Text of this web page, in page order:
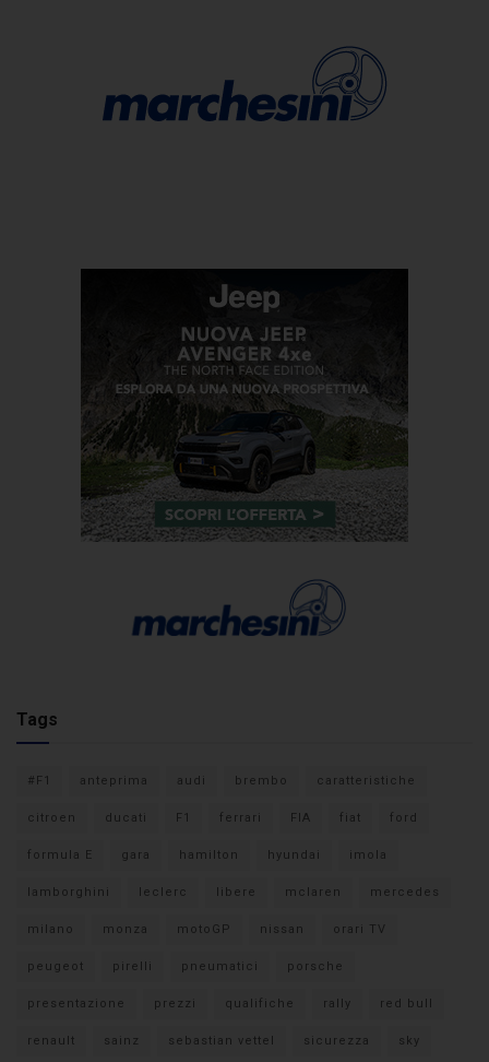
Tags
#F1 anteprima audi brembo caratteristiche
citroen ducati F1 ferrari FIA fiat ford
formula E gara hamilton hyundai imola
lamborghini leclerc libere mclaren mercedes
milano monza motoGP nissan orari TV
peugeot pirelli pneumatici porsche
presentazione prezzi qualifiche rally red bull
renault sainz sebastian vettel sicurezza sky